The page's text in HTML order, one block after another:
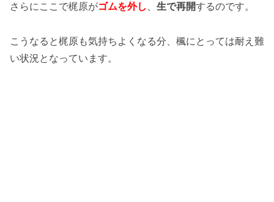
さらにここで梶原がゴムを外し 、 生で再開するのです。
こうなると梶原も気持ちよくなる分、楓にとっては耐え難
い状況となっています。